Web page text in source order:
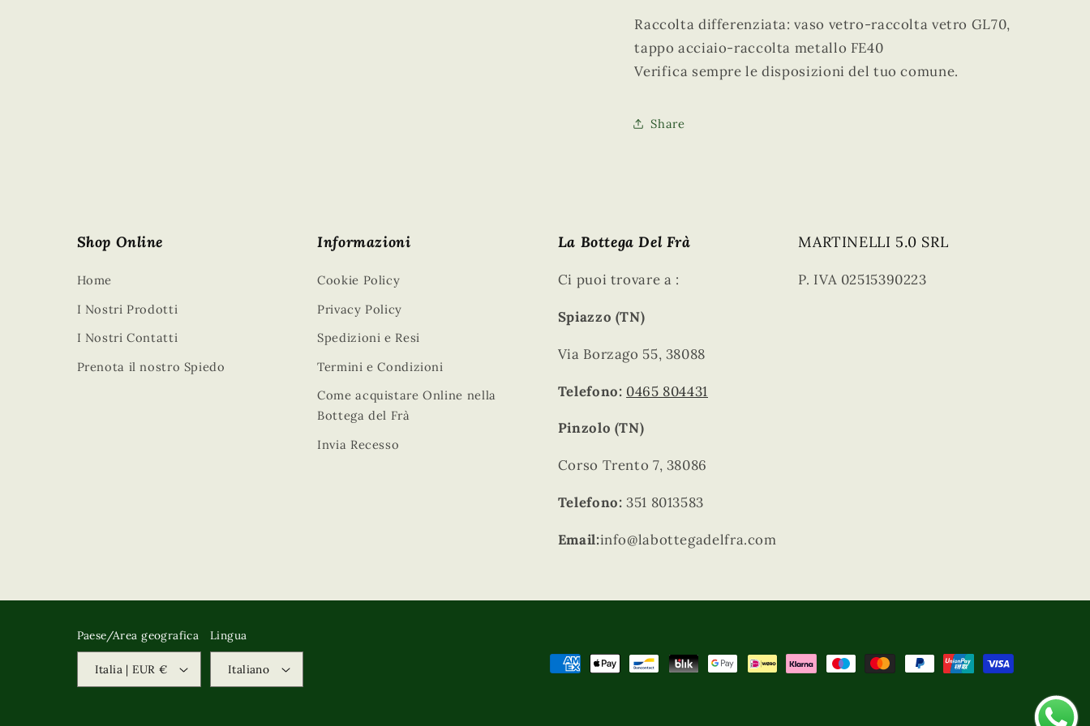
Raccolta differenziata: vaso vetro-raccolta vetro GL70,
tappo acciaio-raccolta metallo FE40
Verifica sempre le disposizioni del tuo comune.
Share
Shop Online
Home
I Nostri Prodotti
I Nostri Contatti
Prenota il nostro Spiedo
Informazioni
Cookie Policy
Privacy Policy
Spedizioni e Resi
Termini e Condizioni
Come acquistare Online nella
Bottega del Frà
Invia Recesso
La Bottega Del Frà
Ci puoi trovare a :
Spiazzo (TN)
Via Borzago 55, 38088
Telefono: 0465 804431
Pinzolo (TN)
Corso Trento 7, 38086
Telefono: 351 8013583
Email:info@labottegadelfra.com
MARTINELLI 5.0 SRL
P. IVA 02515390223
Paese/Area geografica
Italia | EUR €
Lingua
Italiano
Metodi